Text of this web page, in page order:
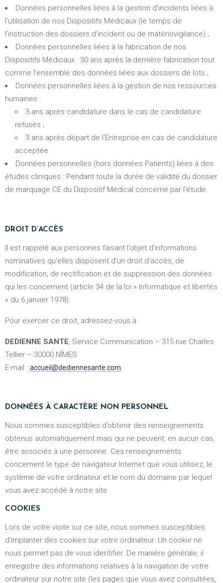
Données personnelles liées à la gestion d’incidents liées à
l’utilisation de nos Dispositifs Médicaux (le temps de
l’instruction des dossiers d’incident ou de matériovigilance) ;
Données personnelles liées à la fabrication de nos
Dispositifs Médicaux : 30 ans après la dernière fabrication tout
comme l’ensemble des données liées aux dossiers de lots ;
Données personnelles liées à la gestion de nos ressources
humaines :
3 ans après candidature dans le cas de candidature
refusés ;
3 ans après départ de l’Entreprise en cas de candidature
acceptée.
Données personnelles (hors données Patients) liées à des
études cliniques : Pendant toute la durée de validité du dossier
de marquage CE du Dispositif Médical concerné par l’étude.
DROIT D’ACCÈS
Il est rappelé aux personnes faisant l’objet d’informations
nominatives qu’elles disposent d’un droit d’accès, de
modification, de rectification et de suppression des données
qui les concernent (article 34 de la loi » Informatique et libertés
» du 6 janvier 1978).
Pour exercer ce droit, adressez-vous à :
DEDIENNE SANTE, Service Communication – 315 rue Charles
Tellier – 30000 NÎMES
E-mail : accueil@dediennesante.com
DONNÉES À CARACTÈRE NON PERSONNEL
Nous sommes susceptibles d’obtenir des renseignements
obtenus automatiquement mais qui ne peuvent, en aucun cas,
être associés à une personne. Ces renseignements
concernent le type de navigateur Internet que vous utilisez, le
système de votre ordinateur et le nom du domaine par lequel
vous avez accédé à notre site.
COOKIES
Lors de votre visite sur ce site, nous sommes susceptibles
d’implanter des cookies sur votre ordinateur. Un cookie ne
nous permet pas de vous identifier. De manière générale, il
enregistre des informations relatives à la navigation de votre
ordinateur sur notre site (les pages que vous avez consultées,